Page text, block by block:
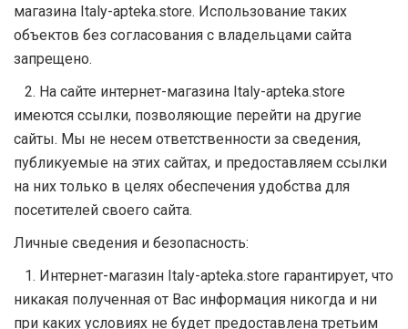
магазина Italy-apteka.store. Использование таких
объектов без согласования с владельцами сайта
запрещено.
2. На сайте интернет-магазина Italy-apteka.store
имеются ссылки, позволяющие перейти на другие
сайты. Мы не несем ответственности за сведения,
публикуемые на этих сайтах, и предоставляем ссылки
на них только в целях обеспечения удобства для
посетителей своего сайта.
Личные сведения и безопасность:
1. Интернет-магазин Italy-apteka.store гарантирует, что
никакая полученная от Вас информация никогда и ни
при каких условиях не будет предоставлена третьим